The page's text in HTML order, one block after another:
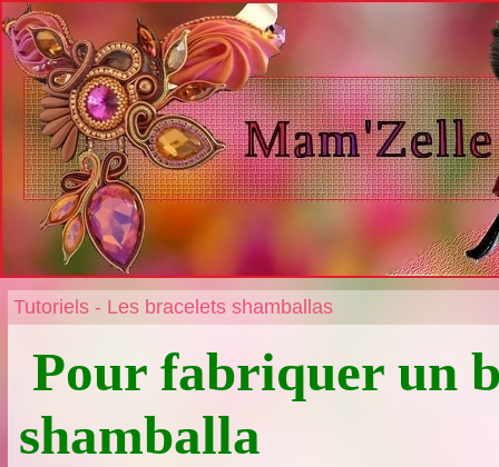
Tutoriels - Les bracelets shamballas
Pour fabriquer un
shamballa